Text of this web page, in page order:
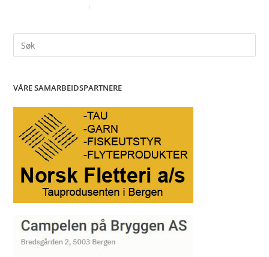
Search
for:
VÅRE SAMARBEIDSPARTNERE